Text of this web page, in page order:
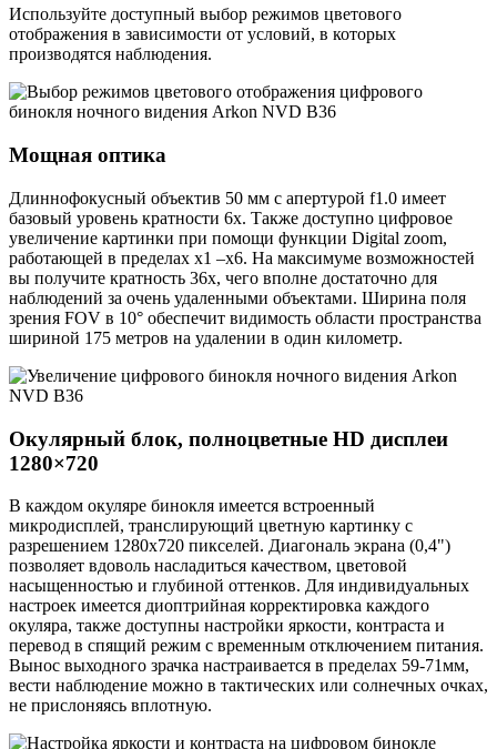
Используйте доступный выбор режимов цветового
отображения в зависимости от условий, в которых
производятся наблюдения.
Мощная оптика
Длиннофокусный объектив 50 мм с апертурой f1.0 имеет
базовый уровень кратности 6х. Также доступно цифровое
увеличение картинки при помощи функции Digital zoom,
работающей в пределах х1 –х6. На максимуме возможностей
вы получите кратность 36х, чего вполне достаточно для
наблюдений за очень удаленными объектами. Ширина поля
зрения FOV в 10° обеспечит видимость области пространства
шириной 175 метров на удалении в один километр.
Окулярный блок, полноцветные HD дисплеи
1280×720
В каждом окуляре бинокля имеется встроенный
микродисплей, транслирующий цветную картинку с
разрешением 1280х720 пикселей. Диагональ экрана (0,4")
позволяет вдоволь насладиться качеством, цветовой
насыщенностью и глубиной оттенков. Для индивидуальных
настроек имеется диоптрийная корректировка каждого
окуляра, также доступны настройки яркости, контраста и
перевод в спящий режим с временным отключением питания.
Вынос выходного зрачка настраивается в пределах 59-71мм,
вести наблюдение можно в тактических или солнечных очках,
не прислоняясь вплотную.